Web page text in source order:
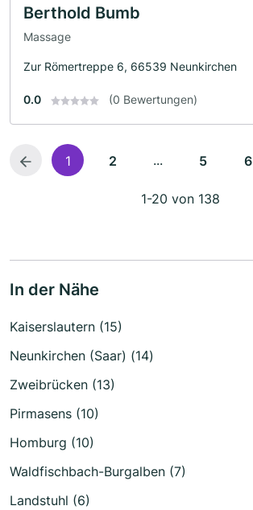
Berthold Bumb
Massage
Zur Römertreppe 6, 66539 Neunkirchen
0.0 (0 Bewertungen)
1 2 ... 5 6
1-20 von 138
In der Nähe
Kaiserslautern (15)
Neunkirchen (Saar) (14)
Zweibrücken (13)
Pirmasens (10)
Homburg (10)
Waldfischbach-Burgalben (7)
Landstuhl (6)